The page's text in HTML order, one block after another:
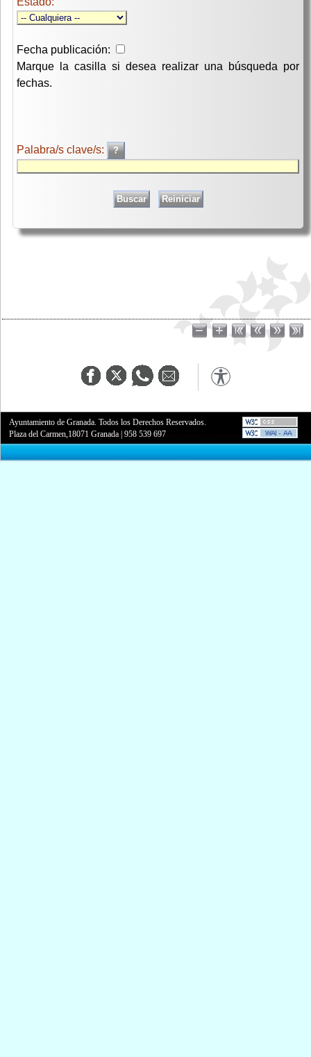
Fecha publicación:
Marque la casilla si desea realizar una búsqueda por
fechas.
Palabra/s clave/s:
Ayuntamiento de Granada. Todos los Derechos Reservados.
Plaza del Carmen,18071 Granada |958 539 697